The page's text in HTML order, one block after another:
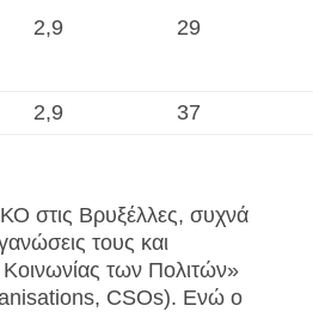
2,9 29
2,9 37
στις Βρυξέλλες, συχνά
τους και
των Πολιτών»
CSOs). Ενώ ο